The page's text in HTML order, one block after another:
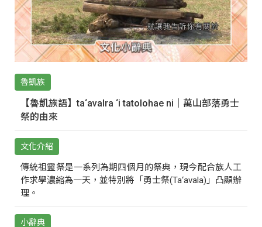
魯凱族
【魯凱族語】ta‘avalra ‘i tatolohae ni｜萬山部落勇士
祭的由來
文化介紹
傳統祖靈祭是一系列為期四個月的祭典，現今配合族人工
作求學濃縮為一天，並特別將「勇士祭(Ta‘avala)」凸顯辦
理。
小辭典